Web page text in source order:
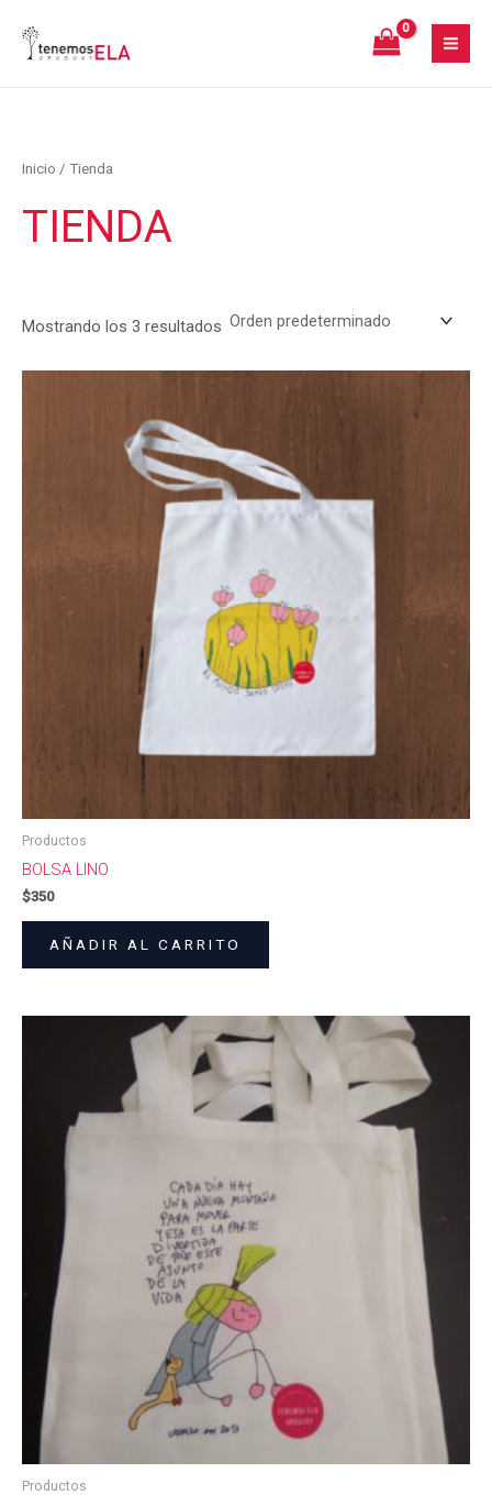
contenido
Inicio / Tienda
TIENDA
Mostrando los 3 resultados
Productos
BOLSA LINO
$350
AÑADIR AL CARRITO
Productos